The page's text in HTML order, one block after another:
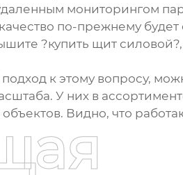
мониторингом
по-прежнему будет
?купить щит силовой
к этому вопросу,
У них в
Видно, что